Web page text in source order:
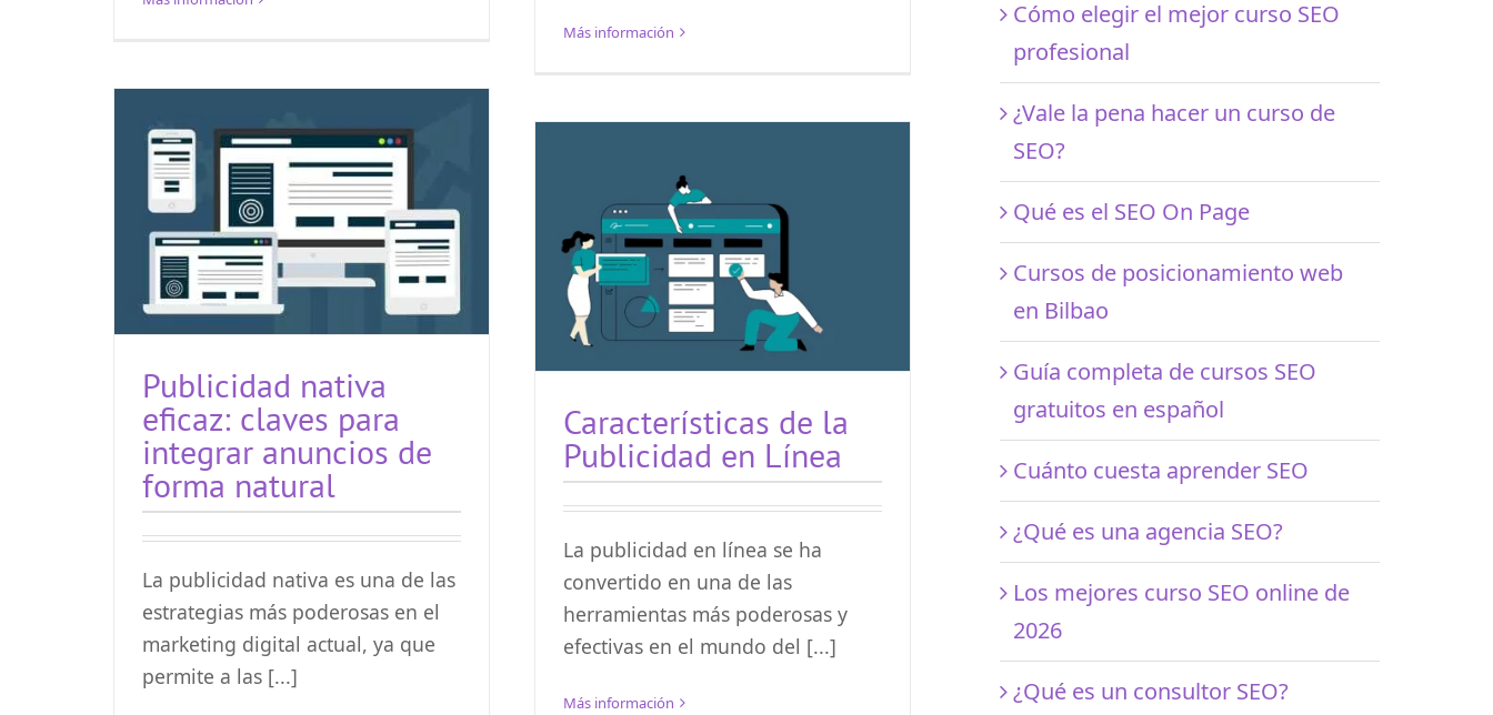
Más información
Publicidad nativa
eficaz: claves para
integrar anuncios de
forma natural
La publicidad nativa es una de las
estrategias más poderosas en el
marketing digital actual, ya que
permite a las [...]
Características de la
Publicidad en Línea
La publicidad en línea se ha
convertido en una de las
herramientas más poderosas y
efectivas en el mundo del [...]
Más información
Cómo elegir el mejor curso SEO
profesional
¿Vale la pena hacer un curso de
SEO?
Qué es el SEO On Page
Cursos de posicionamiento web
en Bilbao
Guía completa de cursos SEO
gratuitos en español
Cuánto cuesta aprender SEO
¿Qué es una agencia SEO?
Los mejores curso SEO online de
2026
¿Qué es un consultor SEO?